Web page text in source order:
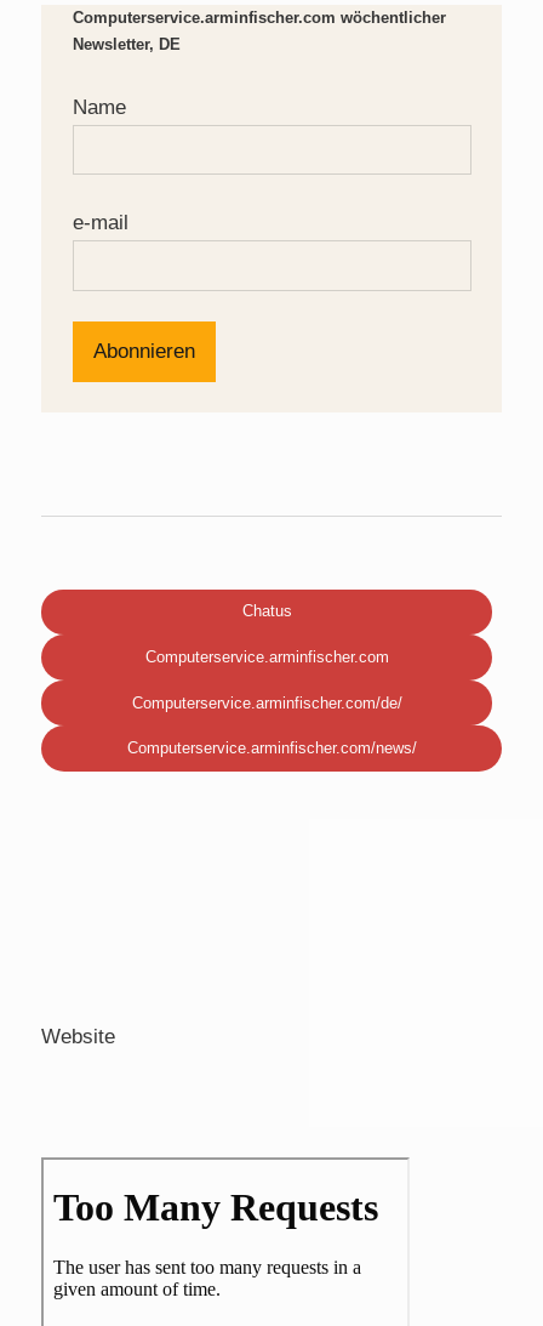
Computerservice.arminfischer.com wöchentlicher
Newsletter, DE
Name
e-mail
Chatus
Computerservice.arminfischer.com
Computerservice.arminfischer.com/de/
Computerservice.arminfischer.com/news/
Website